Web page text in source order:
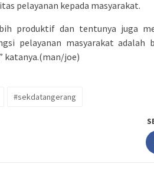
pelayanan kepada masyarakat.
produktif dan tentunya juga
pelayanan masyarakat adalah
katanya.(man/joe)
#sekdatangerang